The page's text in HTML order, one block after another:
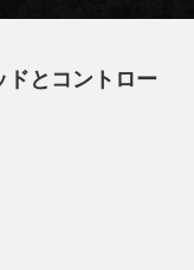
ドとコントロー